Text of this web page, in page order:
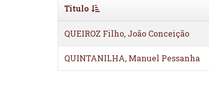
Titulo
QUEIROZ Filho, João Conceição
QUINTANILHA, Manuel Pessanha